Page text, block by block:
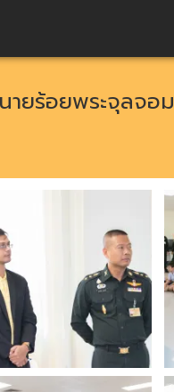
ยร้อยพระจุลจอ